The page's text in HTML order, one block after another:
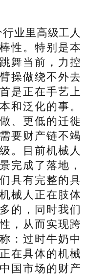
业里高级工人
性。特别是本
舞当前，力控
操做绕不外去
是正在手艺上
和泛化的事。
、更低的迁徙
要财产链不竭
。目前机械人
完成了落地，
具有完整的具
械人正在肢体
的，同时我们
，从而实现跨
：过时牛奶中
在具体的机械
国市场的财产